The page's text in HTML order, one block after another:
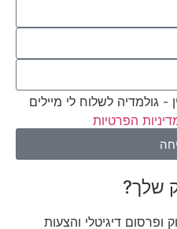
- גולמדיה לשלוח לי מיילים
הפרטיות
שלך?
ופרסום דיגיטלי והצעות